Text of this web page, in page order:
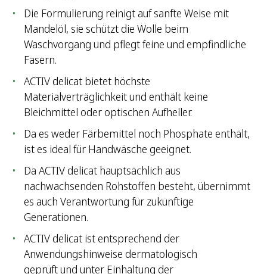
Die Formulierung reinigt auf sanfte Weise mit
Mandelöl, sie schützt die Wolle beim
Waschvorgang und pflegt feine und empfindliche
Fasern.
ACTIV delicat bietet höchste
Materialverträglichkeit und enthält keine
Bleichmittel oder optischen Aufheller.
Da es weder Färbemittel noch Phosphate enthält,
ist es ideal für Handwäsche geeignet.
Da ACTIV delicat hauptsächlich aus
nachwachsenden Rohstoffen besteht, übernimmt
es auch Verantwortung für zukünftige
Generationen.
ACTIV delicat ist entsprechend der
Anwendungshinweise dermatologisch
geprüft und unter Einhaltung der